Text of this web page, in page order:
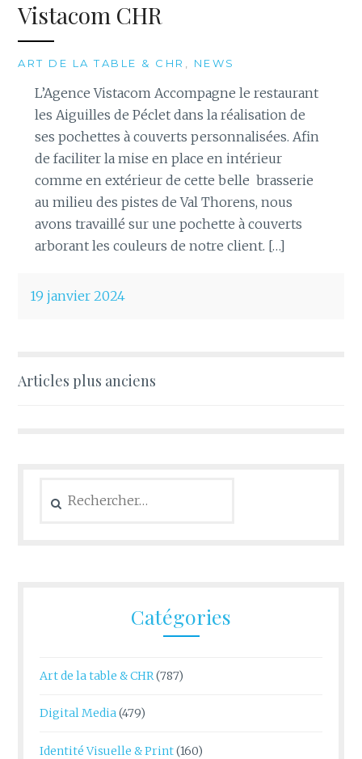
Vistacom CHR
ART DE LA TABLE & CHR NEWS
L’Agence Vistacom Accompagne le restaurant
les Aiguilles de Péclet dans la réalisation de
ses pochettes à couverts personnalisées. Afin
de faciliter la mise en place en intérieur
comme en extérieur de cette belle brasserie
au milieu des pistes de Val Thorens, nous
avons travaillé sur une pochette à couverts
arborant les couleurs de notre client. […]
19 janvier 2024
Navigation
Articles plus anciens
Catégories
Art de la table & CHR(787)
Digital Media(479)
Identité Visuelle & Print(160)